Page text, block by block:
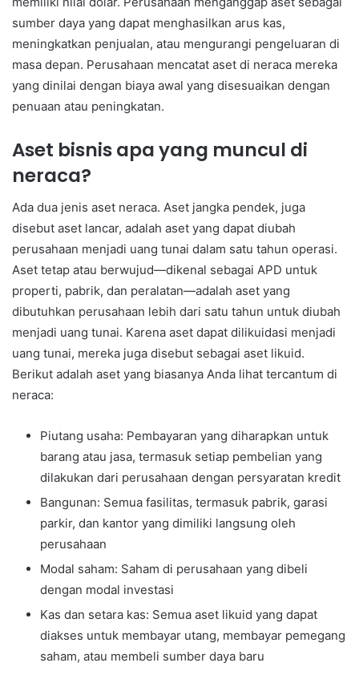
sumber daya yang dapat menghasilkan arus kas,
meningkatkan penjualan, atau mengurangi pengeluaran di
masa depan. Perusahaan mencatat aset di neraca mereka
yang dinilai dengan biaya awal yang disesuaikan dengan
penuaan atau peningkatan.
Aset bisnis apa yang muncul di
neraca?
Ada dua jenis aset neraca. Aset jangka pendek, juga
disebut aset lancar, adalah aset yang dapat diubah
perusahaan menjadi uang tunai dalam satu tahun operasi.
Aset tetap atau berwujud—dikenal sebagai APD untuk
properti, pabrik, dan peralatan—adalah aset yang
dibutuhkan perusahaan lebih dari satu tahun untuk diubah
menjadi uang tunai. Karena aset dapat dilikuidasi menjadi
uang tunai, mereka juga disebut sebagai aset likuid.
Berikut adalah aset yang biasanya Anda lihat tercantum di
neraca:
Piutang usaha: Pembayaran yang diharapkan untuk
barang atau jasa, termasuk setiap pembelian yang
dilakukan dari perusahaan dengan persyaratan kredit
Bangunan: Semua fasilitas, termasuk pabrik, garasi
parkir, dan kantor yang dimiliki langsung oleh
perusahaan
Modal saham: Saham di perusahaan yang dibeli
dengan modal investasi
Kas dan setara kas: Semua aset likuid yang dapat
diakses untuk membayar utang, membayar pemegang
saham, atau membeli sumber daya baru